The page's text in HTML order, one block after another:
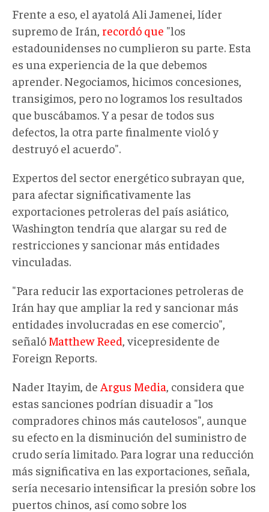
Frente a eso, el ayatolá Ali Jamenei, líder
supremo de Irán, recordó que "los
estadounidenses no cumplieron su parte. Esta
es una experiencia de la que debemos
aprender. Negociamos, hicimos concesiones,
transigimos, pero no logramos los resultados
que buscábamos. Y a pesar de todos sus
defectos, la otra parte finalmente violó y
destruyó el acuerdo".
Expertos del sector energético subrayan que,
para afectar significativamente las
exportaciones petroleras del país asiático,
Washington tendría que alargar su red de
restricciones y sancionar más entidades
vinculadas.
"Para reducir las exportaciones petroleras de
Irán hay que ampliar la red y sancionar más
entidades involucradas en ese comercio",
señaló Matthew Reed , vicepresidente de
Foreign Reports.
Nader Itayim, de Argus Media , considera que
estas sanciones podrían disuadir a "los
compradores chinos más cautelosos", aunque
su efecto en la disminución del suministro de
crudo sería limitado. Para lograr una reducción
más significativa en las exportaciones, señala,
sería necesario intensificar la presión sobre los
puertos chinos, así como sobre los